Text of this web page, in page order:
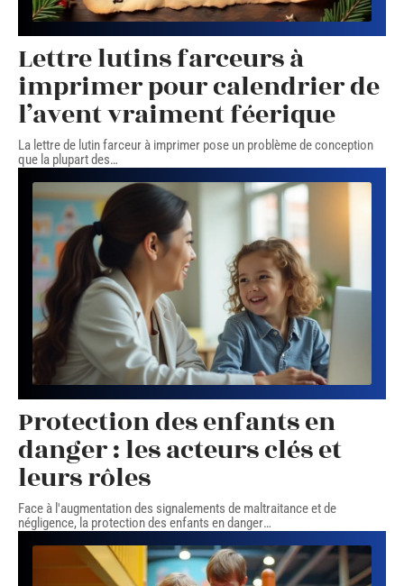
Lettre lutins farceurs à
imprimer pour calendrier de
l’avent vraiment féerique
La lettre de lutin farceur à imprimer pose un problème de conception
que la plupart des…
Protection des enfants en
danger : les acteurs clés et
leurs rôles
Face à l'augmentation des signalements de maltraitance et de
négligence, la protection des enfants en danger…